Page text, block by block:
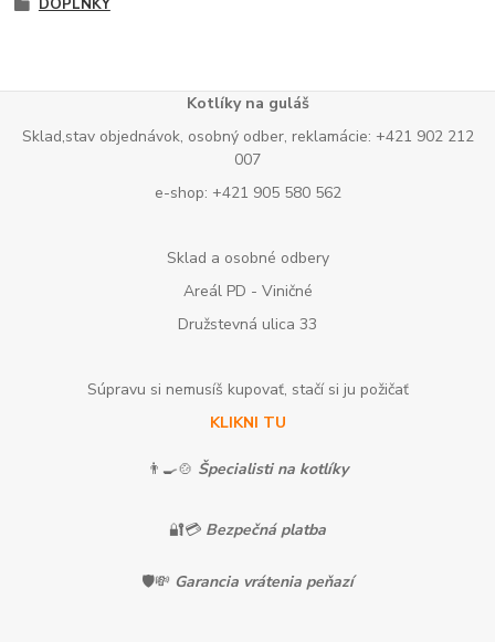
DOPLNKY
Kotlíky na guláš
Sklad,stav objednávok, osobný odber, reklamácie: +421 902 212
007
e-shop: +421 905 580 562
Sklad a osobné odbery
Areál PD - Viničné
Družstevná ulica 33
Súpravu si nemusíš kupovať, stačí si ju požičať
KLIKNI TU
👨‍🍳🍲 Špecialisti na kotlíky
🔐💳 Bezpečná platba
🛡️💸 Garancia vrátenia peňazí